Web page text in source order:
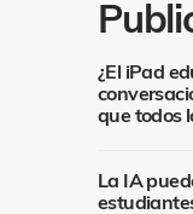
¿El iPad
que todos
La IA